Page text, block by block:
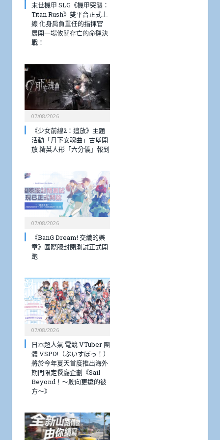
末世機甲 SLG《機甲突襲：
Titan Rush》雙平台正式上
線 化身肩負重任的指揮官
展開一場攸關存亡的命運決
戰！
07/08/2026
《少女前線2：追放》主題
活動「月下安魂曲」古堡開
放 精英人形「六分儀」報到
07/08/2026
《BanG Dream! 交織的樂
章》國際服封閉測試正式開
跑
07/08/2026
日本超人氣 電競 VTuber 團
體 VSPO!（ぶいすぽっ！）
將於今年夏天首度推出海外
期間限定餐廳企劃《Sail
Beyond！～駛向更遠的彼
方～》